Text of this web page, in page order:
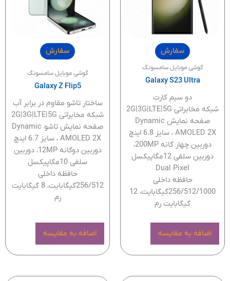
سفارش
گوشی موبایل سامسونگ
Galaxy S23 Ultra
دو سیم کارت
شبکه مخابراتی 2G|3G|LTE|5G
صفحه نمایش Dynamic
AMOLED 2X ، سایز 6.8 اینچ
دوربین چهار گانه 200MP،
دوربین سلفی 12مگاپیکسل
Dual Pixel
حافظه داخلی
256/512/1000گیگابایت، 12
گیگابایت رم
اضافه به مقایسه
سفارش
گوشی موبایل سامسونگ
Galaxy Z Flip5
ساختار تاشو مقاوم در برابر آب
شبکه مخابراتی 2G|3G|LTE|5G
صفحه نمایش تاشو Dynamic
AMOLED 2X ، سایز 6.7 اینچ
دوربین دوگانه 12MP، دوربین
سلفی 10مگاپیکسل
حافظه داخلی
256/512گیگابایت، 8 گیگابایت
رم
اضافه به مقایسه